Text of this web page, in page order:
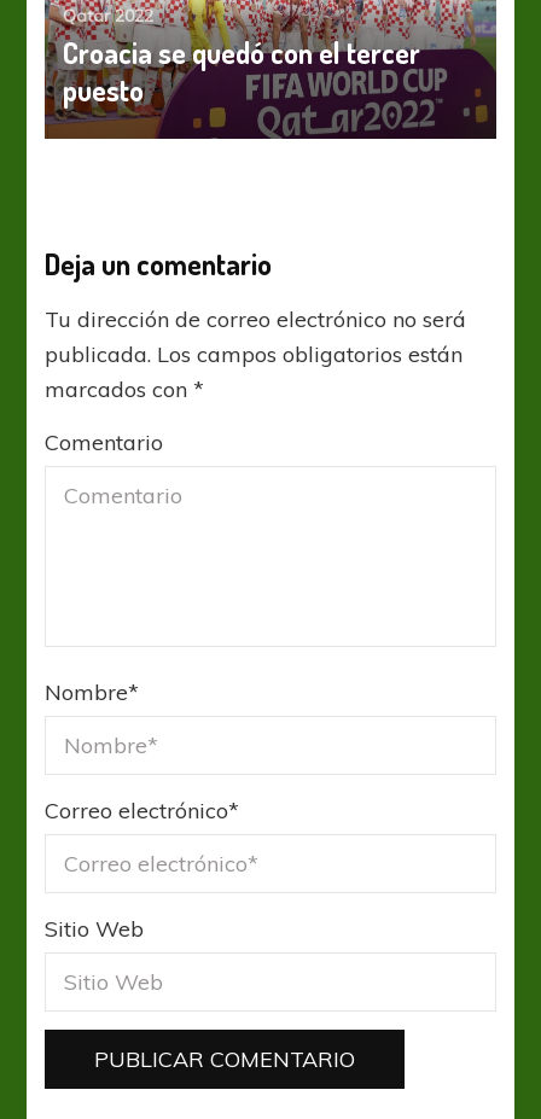
Qatar 2022
Croacia se quedó con el tercer
puesto
Deja un comentario
Tu dirección de correo electrónico no será
publicada. Los campos obligatorios están
marcados con*
Comentario
Nombre*
Correo electrónico*
Sitio Web